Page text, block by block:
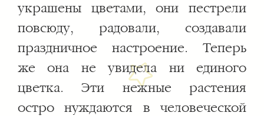
украшены цветами, они пестрели
повсюду, радовали, создавали
праздничное настроение. Теперь
же она не увидела ни единого
цветка. Эти нежные растения
остро нуждаются в человеческой